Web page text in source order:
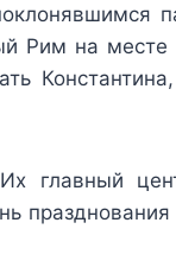
Рим на месте
главный